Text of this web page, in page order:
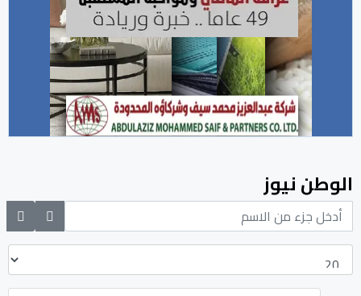
الوطن نيوز